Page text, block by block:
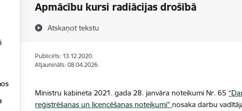
Apmācību kursi radiācijas drošībā
Atskaņot tekstu
Publicēts: 13.12.2020.
Atjaunināts: 08.04.2026.
Ministru kabineta 2021. gada 28. janvāra noteikumi Nr. 65 “
reģistrēšanas un licencēšanas noteikumi” nosaka darbu